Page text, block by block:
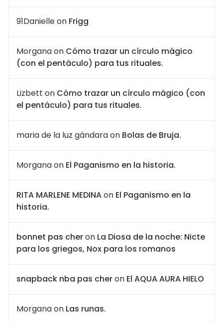
91Danielleon Frigg
Morganaon Cómo trazar un círculo mágico
(con el pentáculo) para tus rituales.
Lizbett on Cómo trazar un círculo mágico (con
el pentáculo) para tus rituales.
maria de la luz gándaraon Bolas de Bruja.
Morganaon El Paganismo en la historia.
RITA MARLENE MEDINAon El Paganismo en la
historia.
bonnet pas cheron La Diosa de la noche: Nicte
para los griegos, Nox para los romanos
snapback nba pas cheron El AQUA AURA HIELO
Morganaon Las runas.